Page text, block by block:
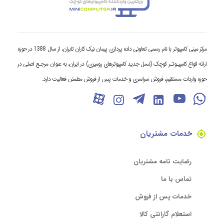
مرکز مینی کامپیوتر با نام رسمی تعاونی داده پردازی پیمان نیک کاران تابران، از سال 1388 در حوزه
ارائه انواع کامپیـوتـر کوچک (نسل جدید کامپیوترهای رومیزی) در ایران، به عنوان مرجـع اصلی در
حوزه واردات مستقیم، فروش سراسری و خدمات پس از فروش مطمئن فعالیت دارد.
خدمات مشتریان
رضایت نامه مشتریان
تماس با ما
خدمات پس از فروش
استعلام گارانتی کالا